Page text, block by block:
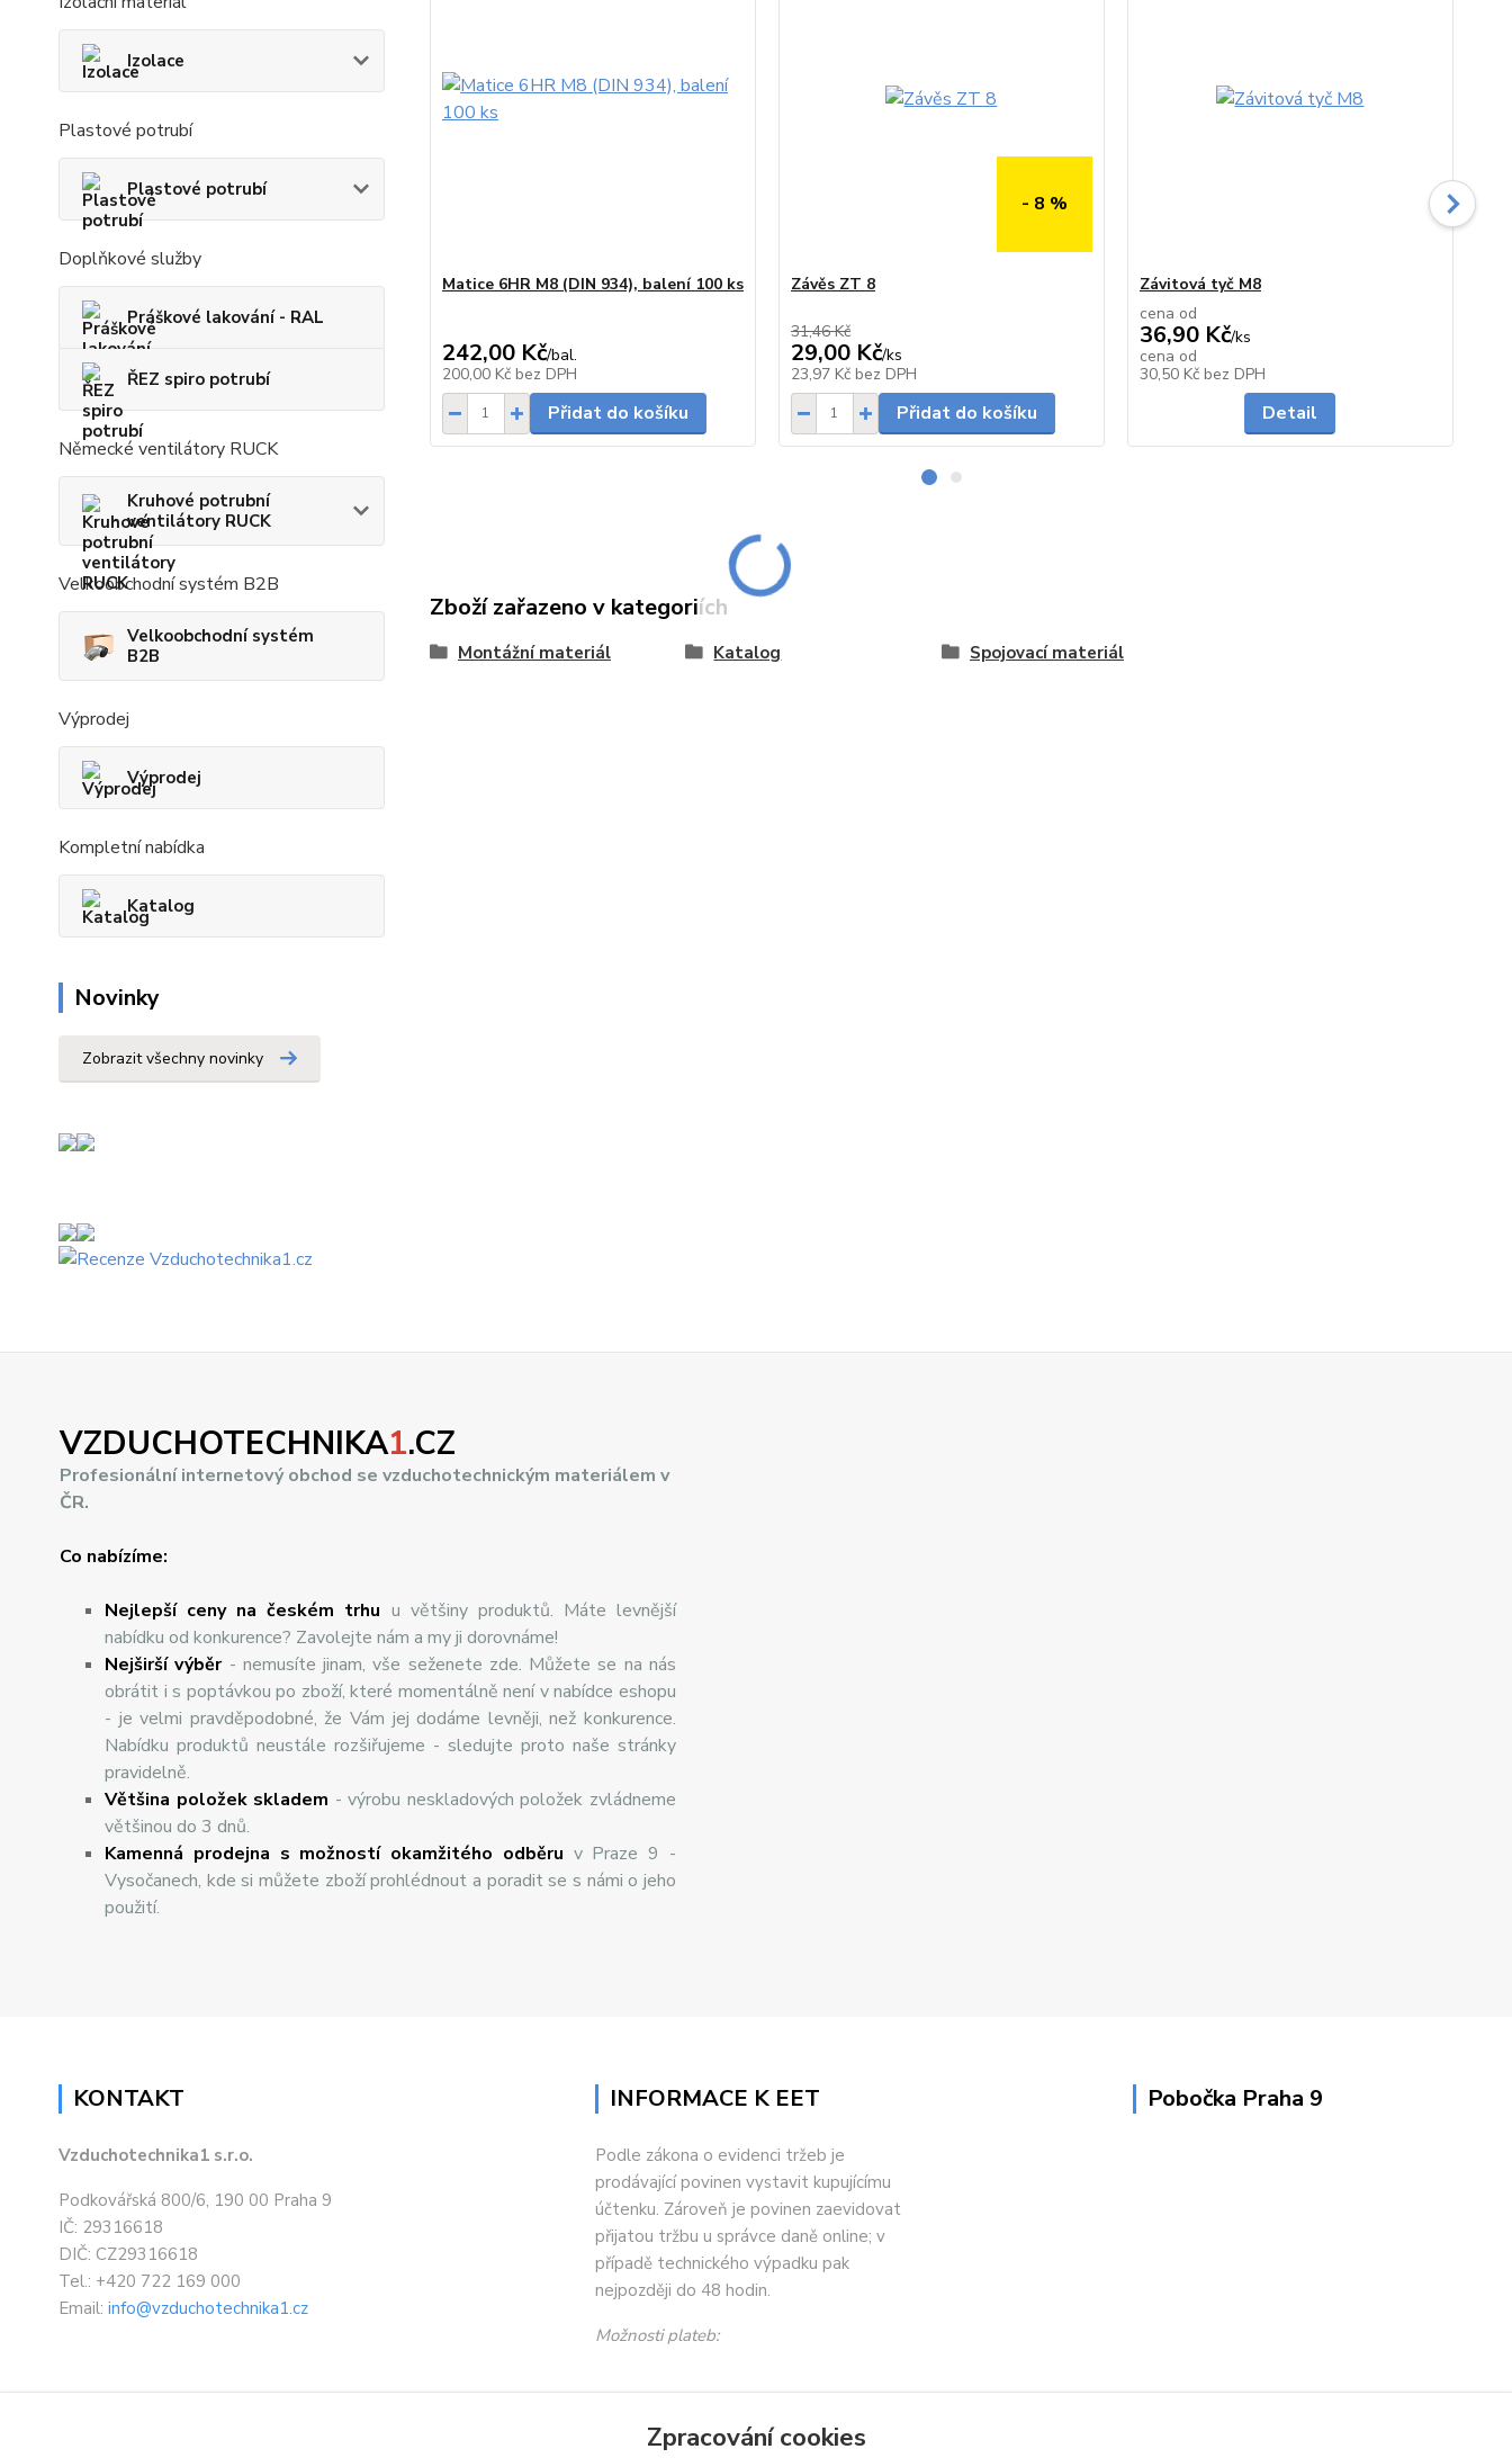
Izolace
Plastové potrubí
Plastové potrubí
Doplňkové služby
Práškové lakování - RAL
ŘEZ spiro potrubí
Německé ventilátory RUCK
Kruhové potrubní
ventilátory RUCK
Velkoobchodní systém B2B
Velkoobchodní systém
B2B
Výprodej
Výprodej
Kompletní nabídka
Katalog
Novinky
Zobrazit všechny novinky
Matice 6HR M8 (DIN 934), balení 100 ks
242,00 Kč/bal.
200,00 Kč bez DPH
Přidat do košíku
- 8 %
Závěs ZT 8
31,46 Kč
29,00 Kč/ks
23,97 Kč bez DPH
Přidat do košíku
Závitová tyč M8
cena od
36,90 Kč/ks
cena od
30,50 Kč bez DPH
Detail
Zboží zařazeno v kategoriích
Montážní materiál Katalog Spojovací materiál
VZDUCHOTECHNIKA1.CZ
Profesionální internetový obchod se vzduchotechnickým materiálem v
ČR.
Co nabízíme:
Nejlepší ceny na českém trhu u většiny produktů. Máte levnější
nabídku od konkurence? Zavolejte nám a my ji dorovnáme!
Nejširšívýběr- nemusíte jinam, vše seženete zde. Můžete se na nás
obrátit i s poptávkou po zboží, které momentálně není v nabídce eshopu
- je velmi pravděpodobné, že Vám jej dodáme levněji, než konkurence.
Nabídku produktů neustále rozšiřujeme - sledujte proto naše stránky
pravidelně.
Většina položek skladem - výrobu neskladových položek zvládneme
většinou do 3 dnů.
Kamenná prodejna s možností okamžitého odběru v Praze 9 -
Vysočanech, kde si můžete zboží prohlédnout a poradit se s námi o jeho
použití.
KONTAKT
Vzduchotechnika1 s.r.o.
Podkovářská 800/6, 190 00 Praha 9
IČ: 29316618
DIČ: CZ29316618
Tel.: +420 722 169 000
Email: info@vzduchotechnika1.cz
INFORMACE K EET
Podle zákona o evidenci tržeb je
prodávající povinen vystavit kupujícímu
účtenku. Zároveň je povinen zaevidovat
přijatou tržbu u správce daně online; v
případě technického výpadku pak
nejpozději do 48 hodin.
Možnosti plateb:
Pobočka Praha 9
Zpracování cookies